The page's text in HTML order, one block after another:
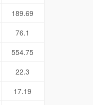
189.69
76.1
554.75
22.3
17.19